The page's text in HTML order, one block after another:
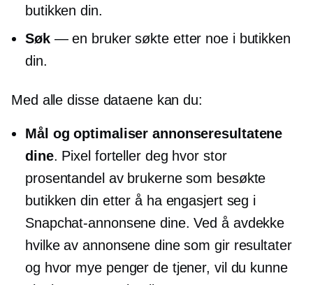
butikken din.
Søk— en bruker søkte etter noe i butikken
din.
Med alle disse dataene kan du:
Mål og optimaliser annonseresultatene
dine. Pixel forteller deg hvor stor
prosentandel av brukerne som besøkte
butikken din etter å ha engasjert seg i
Snapchat-annonsene dine. Ved å avdekke
hvilke av annonsene dine som gir resultater
og hvor mye penger de tjener, vil du kunne